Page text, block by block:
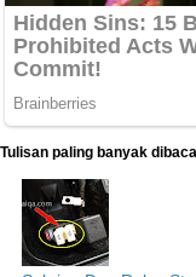
Tulisan paling banyak